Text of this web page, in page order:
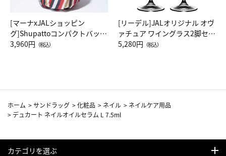
[マーナxJALショッピン
グ]Shupattoコンパクトバッグ
Drop JAL客室乗務員（LC）ス
3,960円 （税込）
[リーデル]JALオリジナル オヴ
ァチュア ワイングラス2脚セッ
ト（レッドワイン）
5,280円 （税込）
ホーム >サンドラッグ >化粧品 > ネイル > ネイルケア用品
> デュカート ネイルオイルセラム L 7.5ml
カテゴリを選ぶ